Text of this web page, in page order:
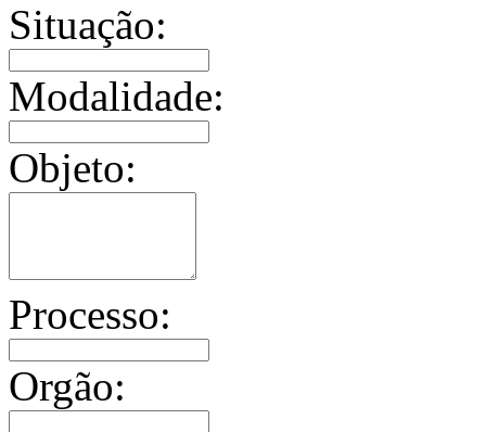
Situação:
Modalidade:
Objeto:
Processo:
Orgão: